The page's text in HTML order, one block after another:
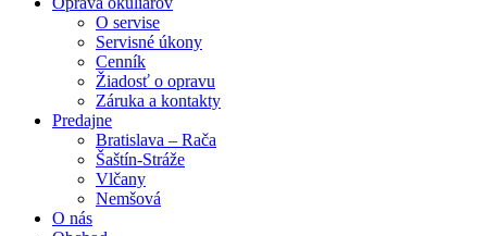
O servise
Servisné úkony
Cenník
Žiadosť o opravu
Záruka a kontakty
Predajne
Bratislava – Rača
Šaštín-Stráže
Vlčany
Nemšová
O nás